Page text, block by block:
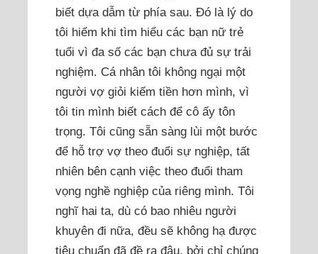
biết dựa dẫm từ phía sau. Đó là lý do
tôi hiếm khi tìm hiểu các bạn nữ trẻ
tuổi vì đa số các bạn chưa đủ sự trải
nghiệm. Cá nhân tôi không ngại một
người vợ giỏi kiếm tiền hơn mình, vì
tôi tin mình biết cách để cô ấy tôn
trọng. Tôi cũng sẵn sàng lùi một bước
để hỗ trợ vợ theo đuổi sự nghiệp, tất
nhiên bên cạnh việc theo đuổi tham
vọng nghề nghiệp của riêng mình. Tôi
nghĩ hai ta, dù có bao nhiêu người
khuyên đi nữa, đều sẽ không hạ được
tiêu chuẩn đã đề ra đâu, bởi chỉ chúng